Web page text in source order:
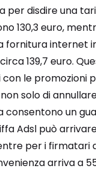
per disdire una
130,3 euro,
fornitura internet
139,7 euro.
le promozioni
solo di
consentono un
Adsl può
per i firmatari
arriva a